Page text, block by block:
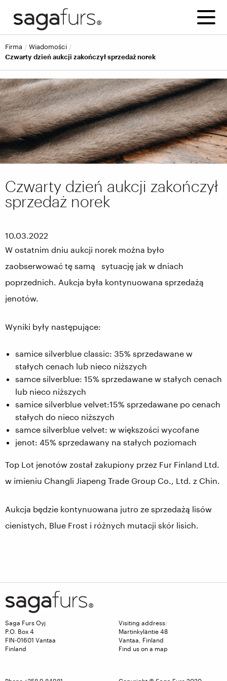
firma
wiadomości
Czwarty dzień aukcji zakończył sprzedaż norek
Czwarty dzień aukcji zakończył
sprzedaż norek
10.03.2022
W ostatnim dniu aukcji norek można było
zaobserwować tę samą sytuację jak w dniach
poprzednich. Aukcja była kontynuowana sprzedażą
jenotów.
Wyniki były następujące:
samice silverblue classic: 35% sprzedawane w
stałych cenach lub nieco niższych
samce silverblue: 15% sprzedawane w stałych cenach
lub nieco niższych
samice silverblue velvet:15% sprzedawane po cenach
stałych do nieco niższych
samce silverblue velvet: w większości wycofane
jenot: 45% sprzedawany na stałych poziomach
Top Lot jenotów został zakupiony przez Fur Finland Ltd.
w imieniu Changli Jiapeng Trade Group Co., Ltd. z Chin.
Aukcja będzie kontynuowana jutro ze sprzedażą lisów
cienistych, Blue Frost i różnych mutacji skór lisich.
Saga Furs Oyj
P.O. Box 4
FIN-01601 Vantaa
Finland
Visiting address:
Martinkyläntie 48
Vantaa, Finland
Find us on a map